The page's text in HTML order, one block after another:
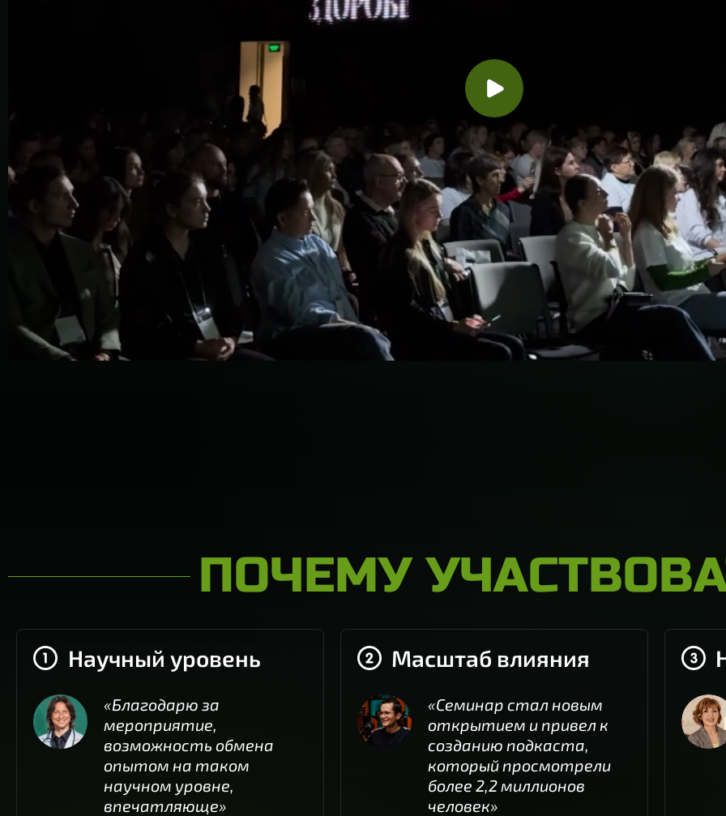
ПОЧЕМУ
Научный уровень
«Благодарю за
мероприятие,
возможность обмена
опытом на таком
научном уровне,
впечатляюще»
Масштаб влияния
«Семинар стал новым
открытием и привел к
созданию подкаста,
который просмотрели
более 2,2 миллионов
человек»